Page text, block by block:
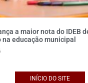
a maior nota do IDEB
educação municipal
INÍCIO DO SITE